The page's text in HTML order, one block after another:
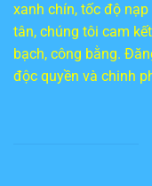
xanh chín, tốc độ
tân, chúng tôi cam
bạch, công bằng.
độc quyền và chinh